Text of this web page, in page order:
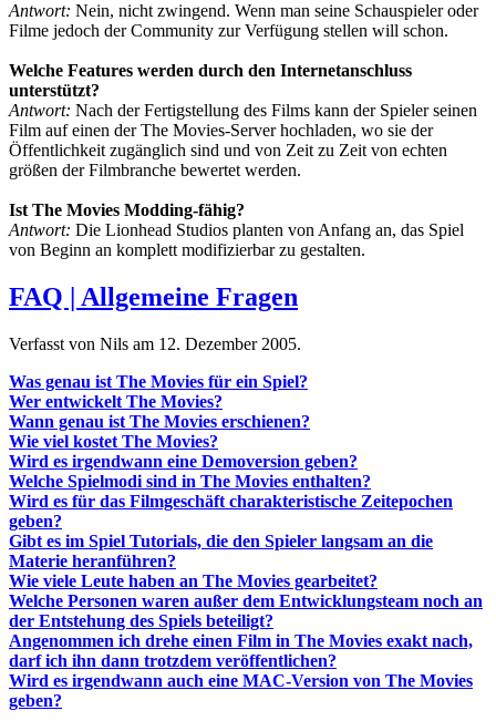
Antwort: Nein, nicht zwingend. Wenn man seine Schauspieler oder
Filme jedoch der Community zur Verfügung stellen will schon.
Welche Features werden durch den Internetanschluss
unterstützt?
Antwort: Nach der Fertigstellung des Films kann der Spieler seinen
Film auf einen der The Movies-Server hochladen, wo sie der
Öffentlichkeit zugänglich sind und von Zeit zu Zeit von echten
größen der Filmbranche bewertet werden.
Ist The Movies Modding-fähig?
Antwort: Die Lionhead Studios planten von Anfang an, das Spiel
von Beginn an komplett modifizierbar zu gestalten.
FAQ | Allgemeine Fragen
Verfasst von Nils am 12. Dezember 2005.
Was genau ist The Movies für ein Spiel?
Wer entwickelt The Movies?
Wann genau ist The Movies erschienen?
Wie viel kostet The Movies?
Wird es irgendwann eine Demoversion geben?
Welche Spielmodi sind in The Movies enthalten?
Wird es für das Filmgeschäft charakteristische Zeitepochen
geben?
Gibt es im Spiel Tutorials, die den Spieler langsam an die
Materie heranführen?
Wie viele Leute haben an The Movies gearbeitet?
Welche Personen waren außer dem Entwicklungsteam noch an
der Entstehung des Spiels beteiligt?
Angenommen ich drehe einen Film in The Movies exakt nach,
darf ich ihn dann trotzdem veröffentlichen?
Wird es irgendwann auch eine MAC-Version von The Movies
geben?